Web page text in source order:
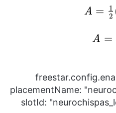
A = 2
1
A =
placementName:
slotId: